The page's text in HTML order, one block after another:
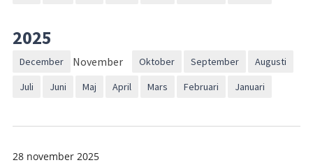
År:
2025
December November Oktober September
Augusti
Juli
Juni Maj April Mars Februari Januari
28 november 2025